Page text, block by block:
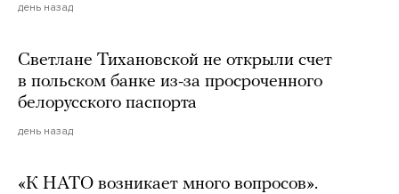
день назад
Светлане Тихановской не открыли счет
в польском банке из-за просроченного
белорусского паспорта
день назад
«К НАТО возникает много вопросов».